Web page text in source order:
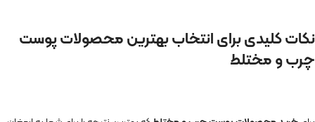
نکات کلیدی برای انتخاب بهترین محصولات پوست
چرب و مختلط